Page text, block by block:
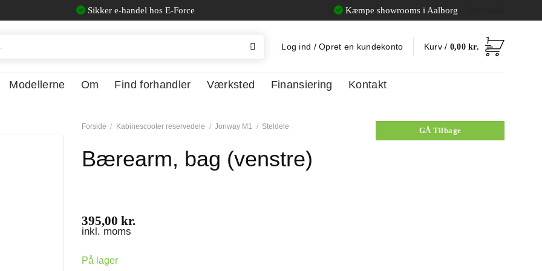
Sikker e-handel hos E-Force Kæmpe showrooms i Aalborg
Log ind / Opret en kundekonto Kurv / 0,00kr.
Modellerne Om Find forhandler Værksted Finansiering Kontakt
Forside / Kabinescooter reservedele / Jonway M1 / Steldele
Bærearm, bag (venstre)
GÅ Tilbage
395,00 kr.
inkl. moms
På lager